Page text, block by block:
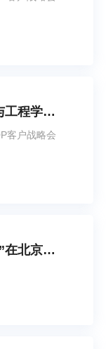
工程学院
客户战略会
在北京举